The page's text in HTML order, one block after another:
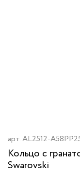
арт.AL2512-
Кольцо с
Swarovski